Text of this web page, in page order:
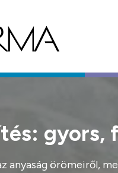
anyaság örömeiről,